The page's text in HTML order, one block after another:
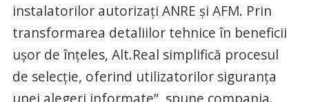
instalatorilor autorizați ANRE și AFM. Prin
transformarea detaliilor tehnice în beneficii
ușor de înțeles, Alt.Real simplifică procesul
de selecție, oferind utilizatorilor siguranța
unei alegeri informate”, spune compania.